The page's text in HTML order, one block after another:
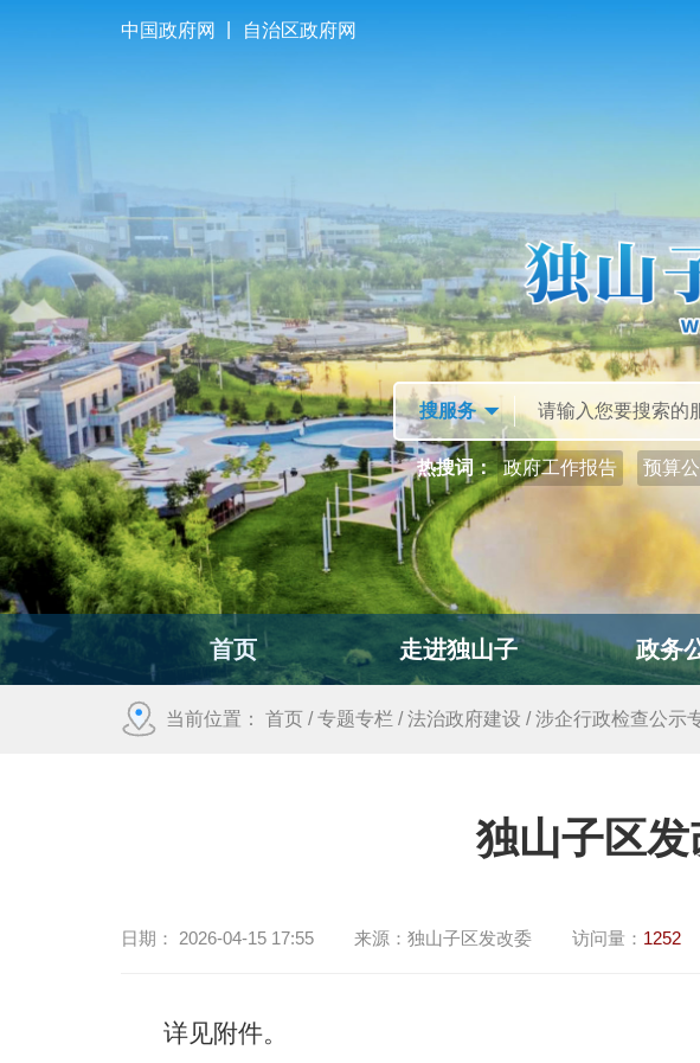
中国政府网 自治区政府网
热搜词： 政府工作报告 预算
首页 走进独山子 政务
首页
当前位置： 首页 /专题专栏 /法治政府建设 /涉企行政检查公示
独山子区
日期： 2026-04-15 17:55 来源： 独山子区发改委 访问量： 1252
详见附件。